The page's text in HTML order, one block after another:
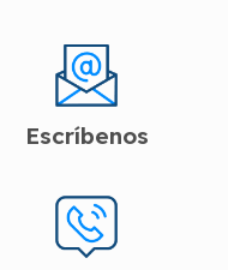
Escríbenos